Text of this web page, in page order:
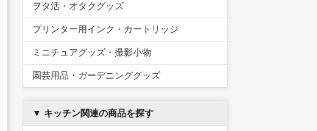
ヲタ活・オタクグッズ
プリンター用インク・カートリッジ
ミニチュアグッズ・撮影小物
園芸用品・ガーデニンググッズ
▼ キッチン関連の商品を探す